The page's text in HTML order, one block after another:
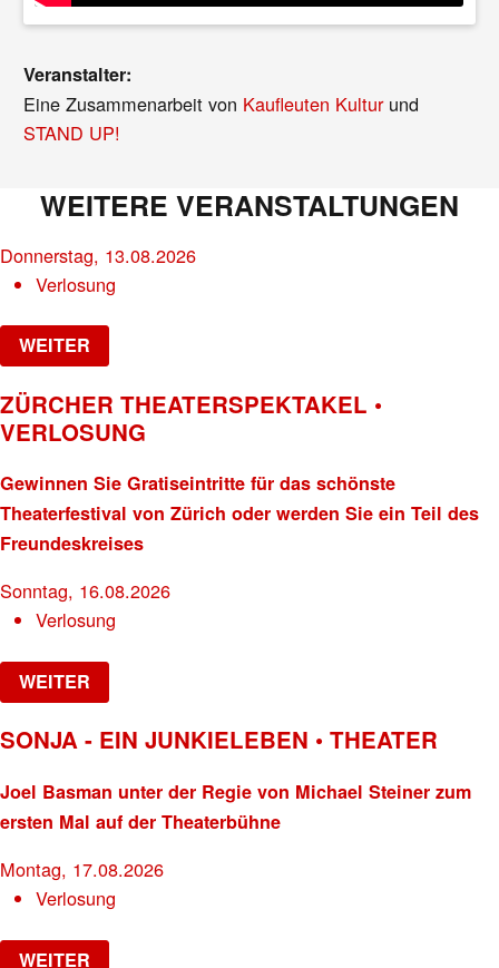
Veranstalter:
Eine Zusammenarbeit von Kaufleuten Kulturund
STAND UP!
WEITERE VERANSTALTUNGEN
Donnerstag, 13.08.2026
Verlosung
WEITER
ZÜRCHER THEATERSPEKTAKEL •
VERLOSUNG
Gewinnen Sie Gratiseintritte für das schönste
Theaterfestival von Zürich oder werden Sie ein Teil des
Freundeskreises
Sonntag, 16.08.2026
Verlosung
WEITER
SONJA - EIN JUNKIELEBEN • THEATER
Joel Basman unter der Regie von Michael Steiner zum
ersten Mal auf der Theaterbühne
Montag, 17.08.2026
Verlosung
WEITER